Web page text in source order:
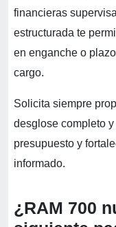
financieras
estructurada te
en enganche o
cargo.
Solicita siempre
desglose completo
presupuesto y
informado.
¿RAM 700